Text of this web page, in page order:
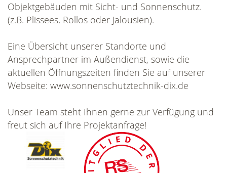
Objektgebäuden mit Sicht- und Sonnenschutz.
(z.B. Plissees, Rollos oder Jalousien).
Eine Übersicht unserer Standorte und
Ansprechpartner im Außendienst, sowie die
aktuellen Öffnungszeiten finden Sie auf unserer
Webseite: www.sonnenschutztechnik-dix.de
Unser Team steht Ihnen gerne zur Verfügung und
freut sich auf Ihre Projektanfrage!